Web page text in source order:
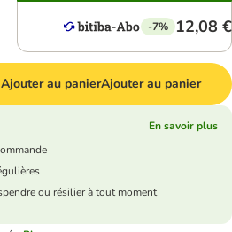
-7% 12,08 €
Ajouter au panierAjouter au panier
En savoir plus
ou résilier à tout moment